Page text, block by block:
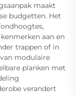
maakt
budgetten. Het
aan en
trappen of in
modulaire
planken met
verandert